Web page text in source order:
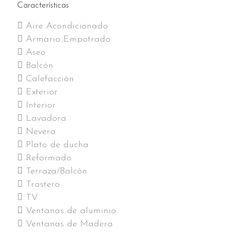
Características
Aire Acondicionado
Armario Empotrado
Aseo
Balcón
Calefacción
Exterior
Interior
Lavadora
Nevera
Plato de ducha
Reformado
Terraza/Balcón
Trastero
TV
Ventanas de aluminio
Ventanas de Madera